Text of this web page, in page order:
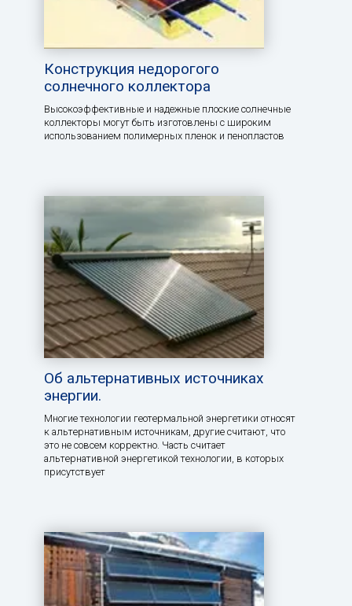
Конструкция недорогого
солнечного коллектора
Высокоэффективные и надежные плоские солнечные
коллекторы могут быть изготовлены с широким
использованием полимерных пленок и пенопластов
Об альтернативных источниках
энергии.
Многие технологии геотермальной энергетики относят
к альтернативным источникам, другие считают, что
это не совсем корректно. Часть считает
альтернативной энергетикой технологии, в которых
присутствует